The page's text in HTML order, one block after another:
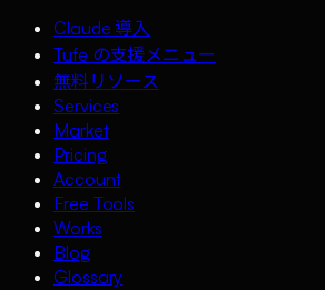
Claude 導入
Tufe の支援メニュー
無料リソース
Services
Market
Pricing
Account
Free Tools
Works
Blog
Glossary